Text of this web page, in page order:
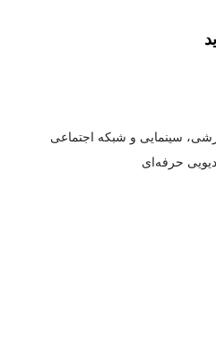
سینمایی و شبکه‌ اجتماعی
حرفه‌ای